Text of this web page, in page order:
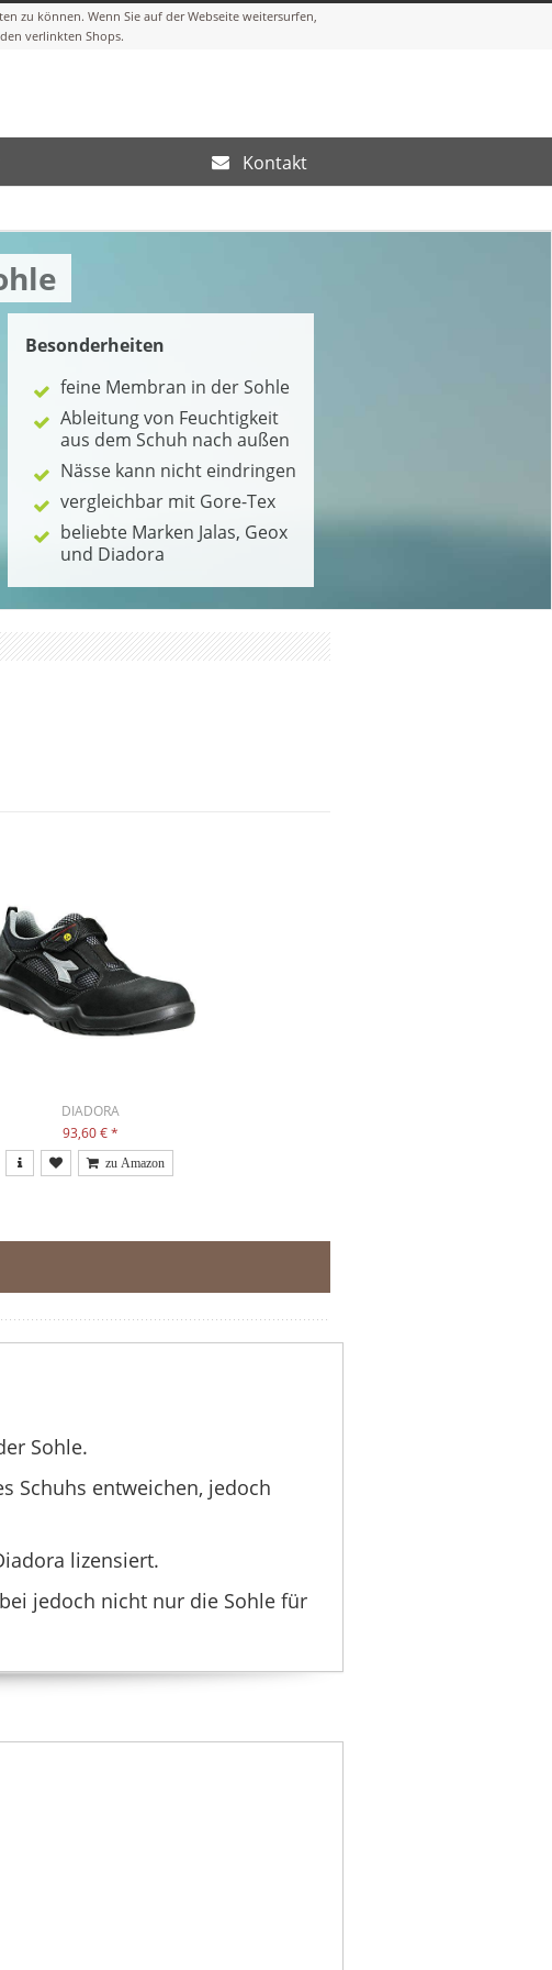
Kontakt
Besonderheiten
feine Membran in der Sohle
Ableitung von Feuchtigkeit
aus dem Schuh nach außen
Nässe kann nicht eindringen
vergleichbar mit Gore-Tex
beliebte Marken Jalas, Geox
und Diadora
DIADORA
93,60 €*
Sohle.
Schuhs entweichen, jedoch
lizensiert.
jedoch nicht nur die Sohle für